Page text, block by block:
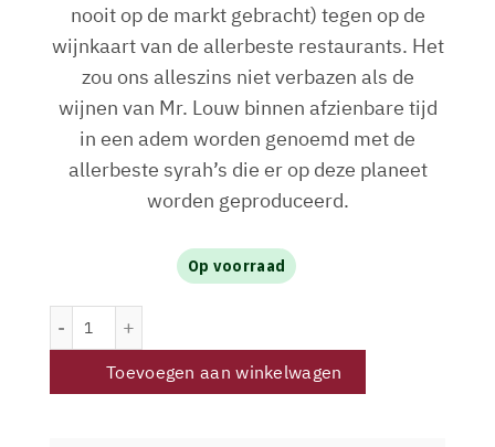
nooit op de markt gebracht) tegen op de
wijnkaart van de allerbeste restaurants. Het
zou ons alleszins niet verbazen als de
wijnen van Mr. Louw binnen afzienbare tijd
in een adem worden genoemd met de
allerbeste syrah’s die er op deze planeet
worden geproduceerd.
Op voorraad
Toevoegen aan winkelwagen